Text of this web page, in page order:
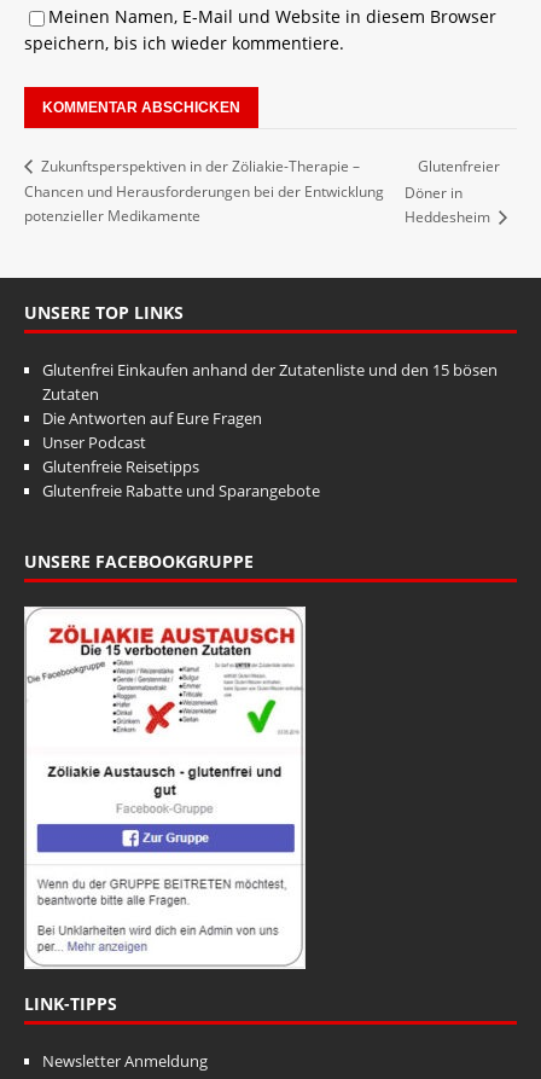
Meinen Namen, E-Mail und Website in diesem Browser
speichern, bis ich wieder kommentiere.
Zukunftsperspektiven in der Zöliakie-Therapie –
Chancen und Herausforderungen bei der Entwicklung
potenzieller Medikamente
Glutenfreier
Döner in
Heddesheim
UNSERE TOP LINKS
Glutenfrei Einkaufen anhand der Zutatenliste und den 15 bösen
Zutaten
Die Antworten auf Eure Fragen
Unser Podcast
Glutenfreie Reisetipps
Glutenfreie Rabatte und Sparangebote
UNSERE FACEBOOKGRUPPE
LINK-TIPPS
Newsletter Anmeldung